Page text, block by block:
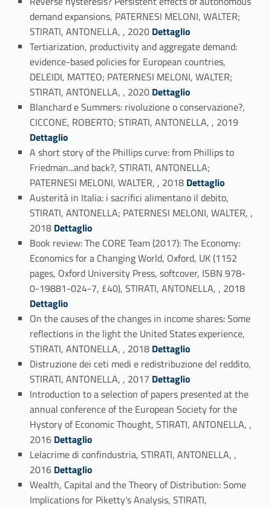
demand expansions, PATERNESI MELONI, WALTER;
STIRATI, ANTONELLA, , 2020 Link identifier #identifier_person_153432-18
Dettaglio
Tertiarization, productivity and aggregate demand:
evidence-based policies for European countries,
DELEIDI, MATTEO; PATERNESI MELONI, WALTER;
STIRATI, ANTONELLA, , 2020 Link identifier #identifier_person_150001-19
Dettaglio
Blanchard e Summers: rivoluzione o conservazione?,
CICCONE, ROBERTO; STIRATI, ANTONELLA, , 2019 Link identifier #identifier_person_123520-20
Dettaglio
A short story of the Phillips curve: from Phillips to
Friedman...and back?, STIRATI, ANTONELLA;
PATERNESI MELONI, WALTER, , 2018 Link identifier #identifier_person_194571-21
Dettaglio
Austerità in Italia: i sacrifici alimentano il debito,
STIRATI, ANTONELLA; PATERNESI MELONI, WALTER, ,
2018 Link identifier #identifier_person_105585-22
Dettaglio
Book review: The CORE Team (2017): The Economy:
Economics for a Changing World, Oxford, UK (1152
pages, Oxford University Press, softcover, ISBN 978-
0-19881-024-7, £40), STIRATI, ANTONELLA, , 2018
Dettaglio
On the causes of the changes in income shares: Some
reflections in the light the United States experience,
STIRATI, ANTONELLA, , 2018 Link identifier #identifier_person_15935-24
Dettaglio
Distruzione dei ceti medi e redistribuzione del reddito,
STIRATI, ANTONELLA, , 2017 Link identifier #identifier_person_45537-25
Dettaglio
Introduction to a selection of papers presented at the
annual conference of the European Society for the
Hystory of Economic Thought, STIRATI, ANTONELLA, ,
2016 Link identifier #identifier_person_168448-26
Dettaglio
Lelacrime di confindustria, STIRATI, ANTONELLA, ,
2016 Link identifier #identifier_person_4121-27
Dettaglio
Wealth, Capital and the Theory of Distribution: Some
Implications for Piketty’s Analysis, STIRATI,